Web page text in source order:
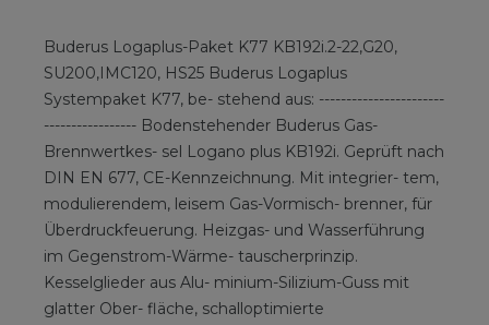
Buderus Logaplus-Paket K77 KB192i.2-22,G20,
SU200,IMC120, HS25 Buderus Logaplus
Systempaket K77, be- stehend aus: -----------------------
----------------- Bodenstehender Buderus Gas-
Brennwertkes- sel Logano plus KB192i. Geprüft nach
DIN EN 677, CE-Kennzeichnung. Mit integrier- tem,
modulierendem, leisem Gas-Vormisch- brenner, für
Überdruckfeuerung. Heizgas- und Wasserführung
im Gegenstrom-Wärme- tauscherprinzip.
Kesselglieder aus Alu- minium-Silizium-Guss mit
glatter Ober- fläche, schalloptimierte